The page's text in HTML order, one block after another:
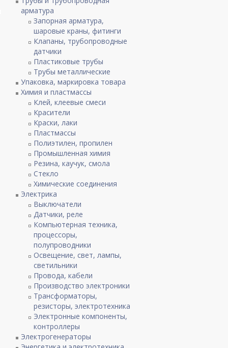
арматура
Запорная арматура,
шаровые краны, фитинги
Клапаны, трубопроводные
датчики
Пластиковые трубы
Трубы металлические
Упаковка, маркировка товара
Химия и пластмассы
Клей, клеевые смеси
Красители
Краски, лаки
Пластмассы
Полиэтилен, пропилен
Промышленная химия
Резина, каучук, смола
Стекло
Химические соединения
Электрика
Выключатели
Датчики, реле
Компьютерная техника,
процессоры,
полупроводники
Освещение, свет, лампы,
светильники
Провода, кабели
Производство электроники
Трансформаторы,
резисторы, электротехника
Электронные компоненты,
контроллеры
Электрогенераторы